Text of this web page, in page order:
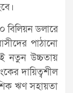
বিলিয়ন ডলারে
পাঠানো
নতুন উচ্চতায়
দায়িত্বশীল
ঋণ সহায়তা